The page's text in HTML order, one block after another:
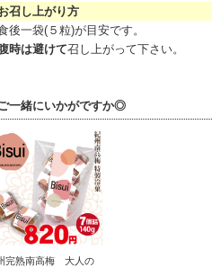
召し上がり方
後一袋(５粒)が目安です。
時は避けて召し上がって下さい。
一緒にいかがですか◎
完熟南高梅 大人の